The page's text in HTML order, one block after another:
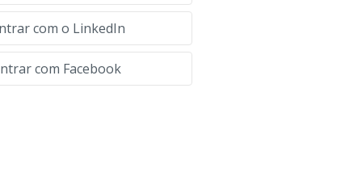
com o LinkedIn
com Facebook